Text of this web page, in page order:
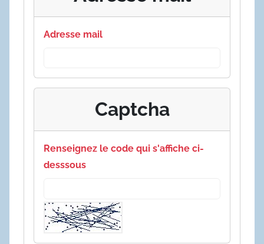
Adresse mail
Captcha
Renseignez le code qui s'affiche ci-
desssous